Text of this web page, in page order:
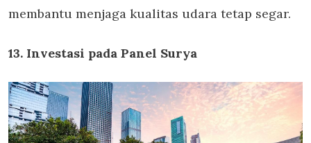
membantu menjaga kualitas udara tetap segar.
13. Investasi pada Panel Surya